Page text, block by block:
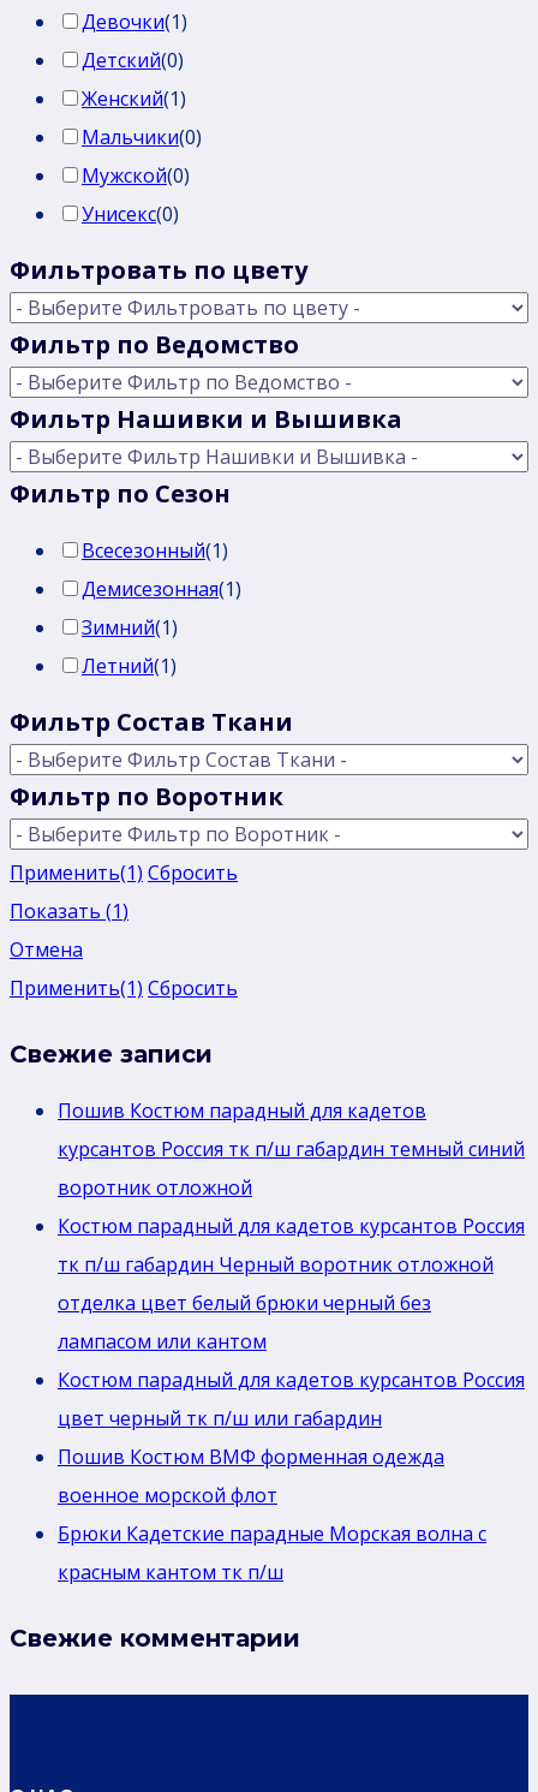
Девочки(1)
Детский(0)
Женский(1)
Мальчики(0)
Мужской(0)
Унисекс(0)
Фильтровать по цвету
Фильтр по Ведомство
Фильтр Нашивки и Вышивка
Фильтр по Сезон
Всесезонный(1)
Демисезонная(1)
Зимний(1)
Летний(1)
Фильтр Состав Ткани
Фильтр по Воротник
Применить(1) Сбросить
Показать (1)
Отмена
Применить(1) Сбросить
Свежие записи
Пошив Костюм парадный для кадетов
курсантов Россия тк п/ш габардин темный синий
воротник отложной
Костюм парадный для кадетов курсантов Россия
тк п/ш габардин Черный воротник отложной
отделка цвет белый брюки черный без
лaмпасом или кантом
Костюм парадный для кадетов курсантов Россия
цвет черный тк п/ш или габардин
Пошив Костюм ВМФ форменная одежда
военное морской флот
Брюки Кадетские парадные Морская волна с
красным кантом тк п/ш
Свежие комментарии